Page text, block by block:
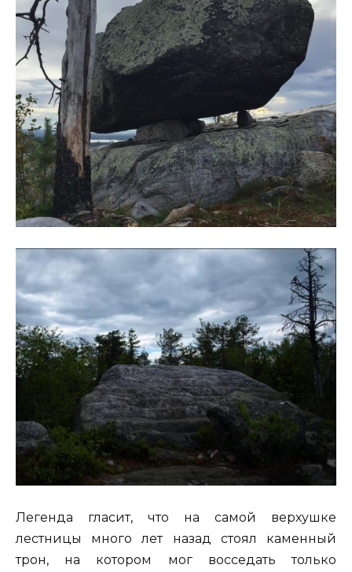
Легенда гласит, что на самой верхушке
лестницы много лет назад стоял каменный
трон, на котором мог восседать только